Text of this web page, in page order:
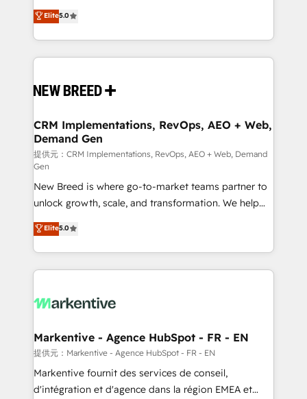
の一部をAIが自律実行する組織への移行を設計・実装。
Breeze・Claude等をHubSpotと連携させ、役割定義・
革を、構想から実装・定着までPMOとして主導。「設
の統合・浸透・変革管理を実行します。 ▸ CMS戦略設
計・構築：リード獲得・CVR・SEOを前提にした情報設
計・導線設計・テンプレート設計をContent Hubで一体
提供。 ▸ 既存CRM・MAからの移行支援：Salesforce・
Marketo・Pardot等からの移行、カスタム設計、履歴
データ移行と活用設計まで。 ▸ AEO対応：ChatGPT・
ンツとサイト構造を最適化。 🏆 なぜ100incを選ぶの
か？ ✓ HubSpot Eliteパートナー認定 ✓ HubSpotアワ
ード受賞・HUGリーダー ✓ ISO27001:2022 /
HubSpot大百科 出版 CRM・AI活用に関するご相談、現
せください。
into a revenue engine. Our unified ecosystem
includes specialized divisions Globalia (AI &
Software) and Point Success Media (Paid Media),
making this the official home for all three brands. 🔄
and system integrations powered by Globalia’s
trainers to drive platform adoption. 📈 Revenue
Generation - Full-funnel marketing and high-
performance advertising via Point Success Media. -
Expert deployment of Breeze AI and custom agents
to automate growth. 🏆 Elite Excellence - 8 platform
accreditations and deep HIPAA-compliance
expertise. - A team of 250+ experts dedicated to
your resilient growth.
Elite5.0
CRM Implementations, RevOps, AEO + Web,
Demand Gen
提供元：CRM Implementations, RevOps, AEO + Web, Demand
Gen
New Breed is where go-to-market teams partner to
unlock growth, scale, and transformation. We help
companies activate HubSpot’s AI-powered
customer platform and operationalize HubSpot’s
Loop Marketing framework through expert-led
services, smart agents, and purpose-built apps,
results, fast. ⚙️CRM & RevOps: Align all Hubs to your
🎯Demand Gen & ABM: Drive pipeline with inbound,
ABM, AEO, SEO, & paid media. 👩‍💻Web Design:
Build high-performing websites with UX, messaging,
& conversion strategy that drive results. 🤖AI
Elite5.0
Markentive - Agence HubSpot - FR - EN
提供元：Markentive - Agence HubSpot - FR - EN
Markentive fournit des services de conseil,
d'intégration et d'agence dans la région EMEA et